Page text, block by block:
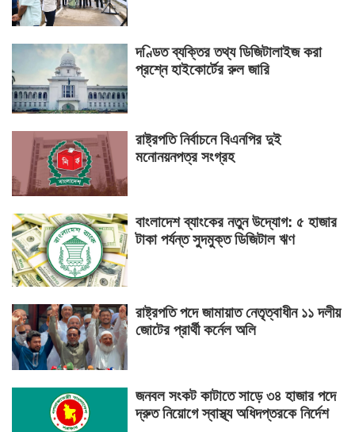
দণ্ডিত ব্যক্তির তথ্য ডিজিটালাইজ করা
প্রশ্নে হাইকোর্টের রুল জারি
রাষ্ট্রপতি নির্বাচনে বিএনপির দুই
মনোনয়নপত্র সংগ্রহ
বাংলাদেশ ব্যাংকের নতুন উদ্যোগ: ৫ হাজার
টাকা পর্যন্ত সুদমুক্ত ডিজিটাল ঋণ
রাষ্ট্রপতি পদে জামায়াত নেতৃত্বাধীন ১১ দলীয়
জোটের প্রার্থী কর্নেল অলি
জনবল সংকট কাটাতে সাড়ে ৩৪ হাজার পদে
দ্রুত নিয়োগে স্বাস্থ্য অধিদপ্তরকে নির্দেশ